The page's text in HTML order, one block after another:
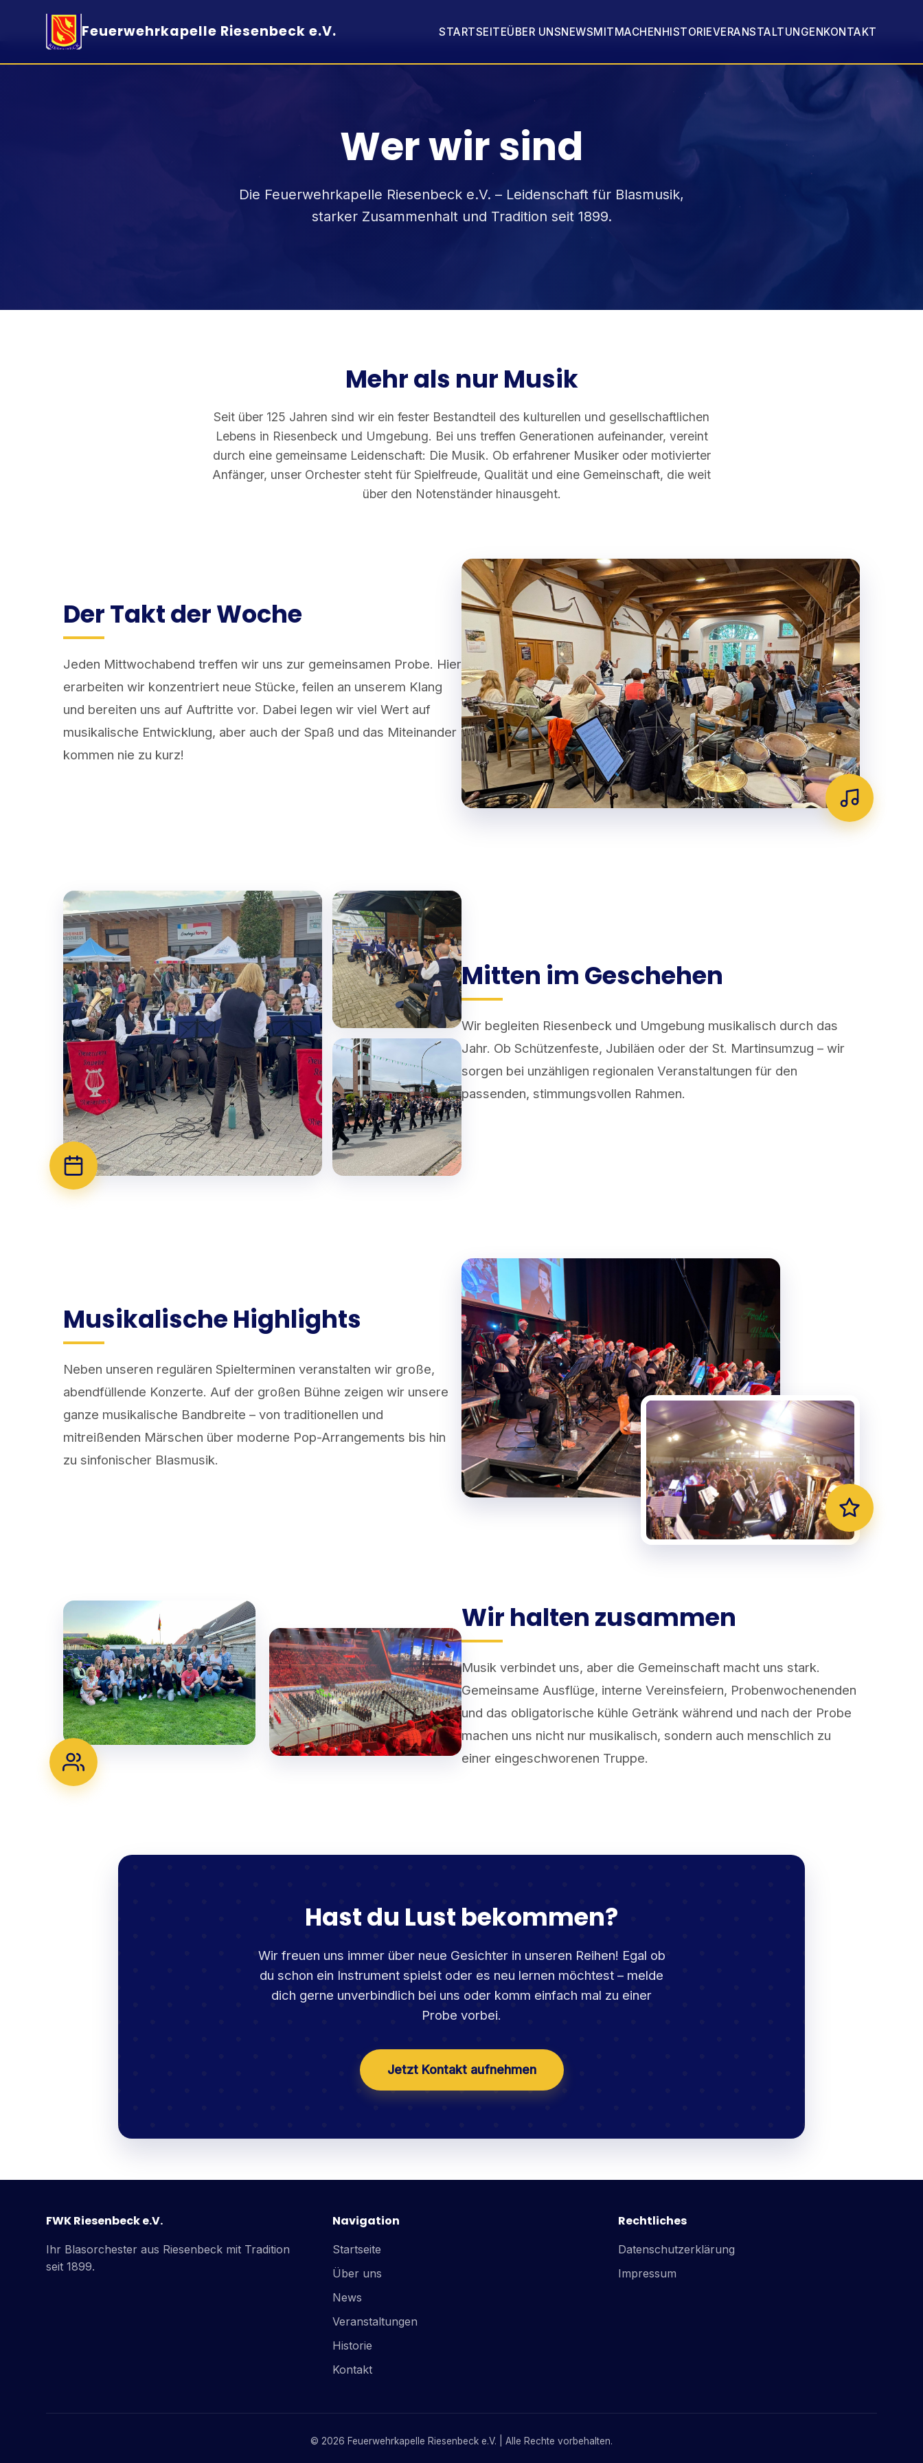
Feuerwehrkapelle Riesenbeck e.V. STARTSEITEÜBER UNSNEWSMITMACHENHISTORIEVERANSTALTUNGENKONTAKT
Wer wir sind
Die Feuerwehrkapelle Riesenbeck e.V. – Leidenschaft für Blasmusik,
starker Zusammenhalt und Tradition seit 1899.
Mehr als nur Musik
Seit über 125 Jahren sind wir ein fester Bestandteil des kulturellen und gesellschaftlichen
Lebens in Riesenbeck und Umgebung. Bei uns treffen Generationen aufeinander, vereint
durch eine gemeinsame Leidenschaft: Die Musik. Ob erfahrener Musiker oder motivierter
Anfänger, unser Orchester steht für Spielfreude, Qualität und eine Gemeinschaft, die weit
über den Notenständer hinausgeht.
Der Takt der Woche
Jeden Mittwochabend treffen wir uns zur gemeinsamen Probe. Hier
erarbeiten wir konzentriert neue Stücke, feilen an unserem Klang
und bereiten uns auf Auftritte vor. Dabei legen wir viel Wert auf
musikalische Entwicklung, aber auch der Spaß und das Miteinander
kommen nie zu kurz!
Mitten im Geschehen
Wir begleiten Riesenbeck und Umgebung musikalisch durch das
Jahr. Ob Schützenfeste, Jubiläen oder der St. Martinsumzug – wir
sorgen bei unzähligen regionalen Veranstaltungen für den
passenden, stimmungsvollen Rahmen.
Musikalische Highlights
Neben unseren regulären Spielterminen veranstalten wir große,
abendfüllende Konzerte. Auf der großen Bühne zeigen wir unsere
ganze musikalische Bandbreite – von traditionellen und
mitreißenden Märschen über moderne Pop-Arrangements bis hin
zu sinfonischer Blasmusik.
Wir halten zusammen
Musik verbindet uns, aber die Gemeinschaft macht uns stark.
Gemeinsame Ausflüge, interne Vereinsfeiern, Probenwochenenden
und das obligatorische kühle Getränk während und nach der Probe
machen uns nicht nur musikalisch, sondern auch menschlich zu
einer eingeschworenen Truppe.
Hast du Lust bekommen?
Wir freuen uns immer über neue Gesichter in unseren Reihen! Egal ob
du schon ein Instrument spielst oder es neu lernen möchtest – melde
dich gerne unverbindlich bei uns oder komm einfach mal zu einer
Probe vorbei.
Jetzt Kontakt aufnehmen
FWK Riesenbeck e.V.
Ihr Blasorchester aus Riesenbeck mit Tradition
seit 1899.
Navigation
Startseite
Über uns
News
Veranstaltungen
Historie
Kontakt
Rechtliches
Datenschutzerklärung
Impressum
© 2026 Feuerwehrkapelle Riesenbeck e.V. | Alle Rechte vorbehalten.